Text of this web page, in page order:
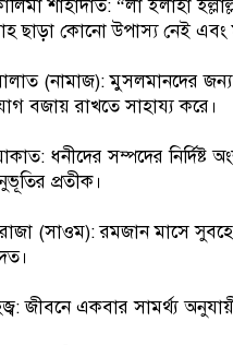
শাহাদাত: “লা ইলাহা
ছাড়া কোনো উপাস্য নেই এবং
(নামাজ): মুসলমানদের
বজায় রাখতে সাহায্য করে।
ধনীদের সম্পদের
প্রতীক।
(সাওম): রমজান মাসে সুবহে
জীবনে একবার সামর্থ্য